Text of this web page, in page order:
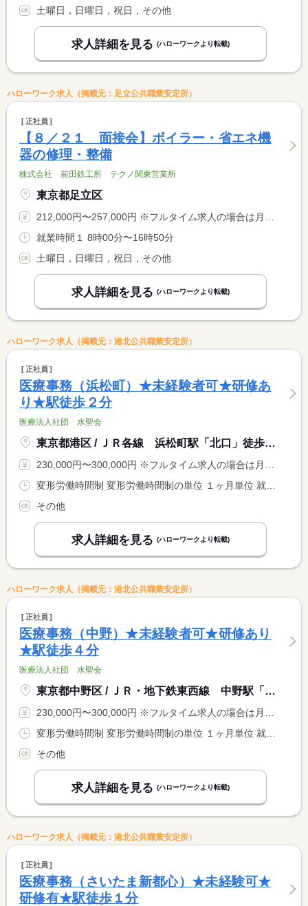
土曜日，日曜日，祝日，その他
求人詳細を見る (ハローワークより転載)
ハローワーク求人（掲載元：足立公共職業安定所）
正社員
【８／２１ 面接会】ボイラー・省エネ機
器の修理・整備
株式会社 前田鉄工所 テクノ関東営業所
東京都足立区
212,000円〜257,000円 ※フルタイム求人の場合は月額（換算額）、パート求人の場合は時間額を表示しています。
就業時間１ 8時00分〜16時50分
土曜日，日曜日，祝日，その他
求人詳細を見る (ハローワークより転載)
ハローワーク求人（掲載元：港北公共職業安定所）
正社員
医療事務（浜松町）★未経験者可★研修あ
り★駅徒歩２分
医療法人社団 水聖会
東京都港区 / ＪＲ各線 浜松町駅「北口」徒歩２分
230,000円〜300,000円 ※フルタイム求人の場合は月額（換算額）、パート求人の場合は時間額を表示しています。
その他
求人詳細を見る (ハローワークより転載)
ハローワーク求人（掲載元：港北公共職業安定所）
正社員
医療事務（中野）★未経験者可★研修あり
★駅徒歩４分
医療法人社団 水聖会
東京都中野区 / ＪＲ・地下鉄東西線 中野駅「北口」徒歩４分
230,000円〜300,000円 ※フルタイム求人の場合は月額（換算額）、パート求人の場合は時間額を表示しています。
その他
求人詳細を見る (ハローワークより転載)
ハローワーク求人（掲載元：港北公共職業安定所）
正社員
医療事務（さいたま新都心）★未経験可★
研修有★駅徒歩１分